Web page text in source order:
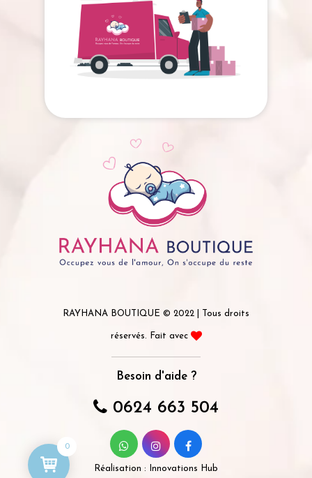
RAYHANA BOUTIQUE © 2022 | Tous droits
réservés. Fait avec
Besoin d'aide ?
0624 663 504
Réalisation : Innovations Hub
0